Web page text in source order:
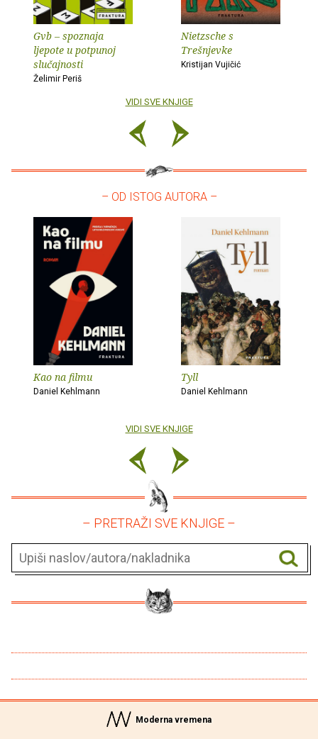
Gvb – spoznaja
ljepote u potpunoj
slučajnosti
Želimir Periš
Nietzsche s
Trešnjevke
Kristijan Vujičić
VIDI SVE KNJIGE
– OD ISTOG AUTORA –
Kao na filmu
Daniel Kehlmann
Tyll
Daniel Kehlmann
VIDI SVE KNJIGE
– PRETRAŽI SVE KNJIGE –
Moderna vremena